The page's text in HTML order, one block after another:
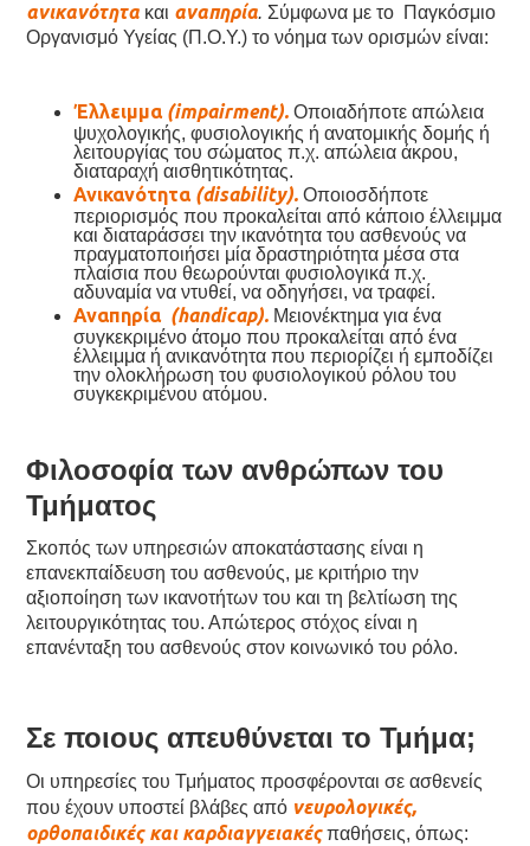
ανικανότητα και αναπηρία. Σύμφωνα με το Παγκόσμιο
Οργανισμό Υγείας (Π.Ο.Υ.) το νόημα των ορισμών είναι:
Έλλειμμα (impairment). Οποιαδήποτε απώλεια
ψυχολογικής, φυσιολογικής ή ανατομικής δομής ή
λειτουργίας του σώματος π.χ. απώλεια άκρου,
διαταραχή αισθητικότητας.
Ανικανότητα (disability). Οποιοσδήποτε
περιορισμός που προκαλείται από κάποιο έλλειμμα
και διαταράσσει την ικανότητα του ασθενούς να
πραγματοποιήσει μία δραστηριότητα μέσα στα
πλαίσια που θεωρούνται φυσιολογικά π.χ.
αδυναμία να ντυθεί, να οδηγήσει, να τραφεί.
Αναπηρία (handicap). Μειονέκτημα για ένα
συγκεκριμένο άτομο που προκαλείται από ένα
έλλειμμα ή ανικανότητα που περιορίζει ή εμποδίζει
την ολοκλήρωση του φυσιολογικού ρόλου του
συγκεκριμένου ατόμου.
Φιλοσοφία των ανθρώπων του
Τμήματος
Σκοπός των υπηρεσιών αποκατάστασης είναι η
επανεκπαίδευση του ασθενούς, με κριτήριο την
αξιοποίηση των ικανοτήτων του και τη βελτίωση της
λειτουργικότητας του. Απώτερος στόχος είναι η
επανένταξη του ασθενούς στον κοινωνικό του ρόλο.
Σε ποιους απευθύνεται το Τμήμα;
Οι υπηρεσίες του Τμήματος προσφέρονται σε ασθενείς
που έχουν υποστεί βλάβες από νευρολογικές,
ορθοπαιδικές και καρδιαγγειακέςπαθήσεις, όπως: